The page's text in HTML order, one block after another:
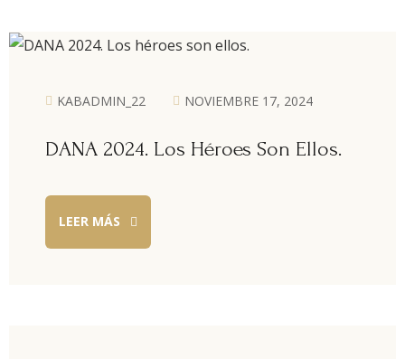
KABADMIN_22 NOVIEMBRE 17, 2024
DANA 2024. Los Héroes Son Ellos.
LEER MÁS